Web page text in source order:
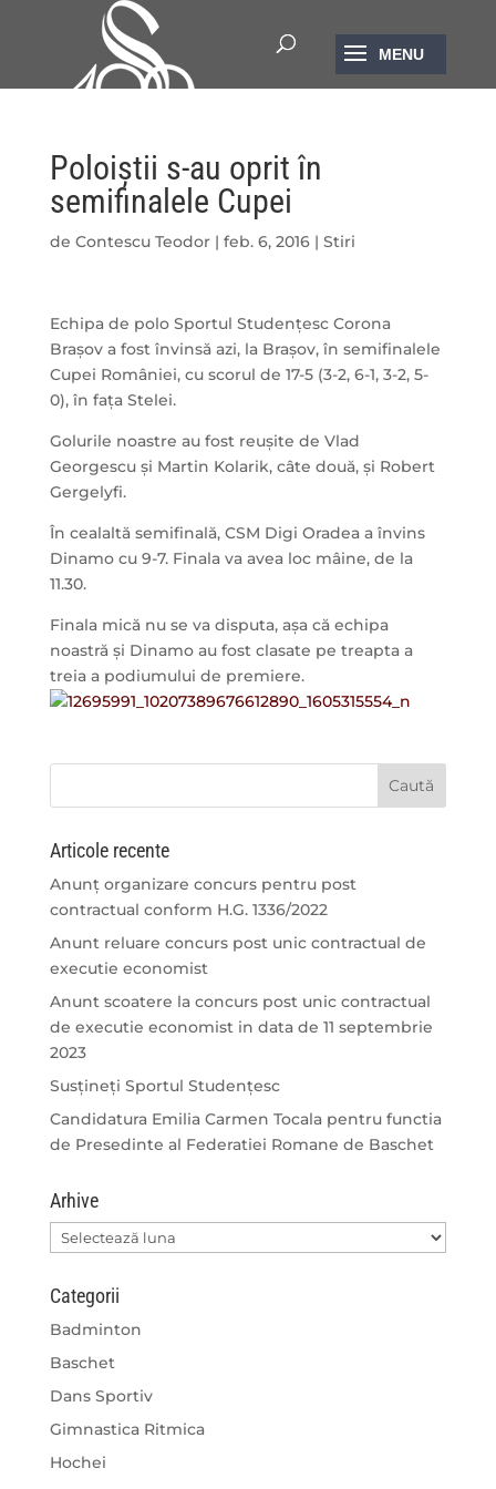
Poloiștii s-au oprit în
semifinalele Cupei
de Contescu Teodor| feb. 6, 2016| Stiri
Echipa de polo Sportul Studențesc Corona
Brașov a fost învinsă azi, la Brașov, în semifinalele
Cupei României, cu scorul de 17-5 (3-2, 6-1, 3-2, 5-
0), în fața Stelei.
Golurile noastre au fost reușite de Vlad
Georgescu și Martin Kolarik, câte două, și Robert
Gergelyfi.
În cealaltă semifinală, CSM Digi Oradea a învins
Dinamo cu 9-7. Finala va avea loc mâine, de la
11.30.
Finala mică nu se va disputa, așa că echipa
noastră și Dinamo au fost clasate pe treapta a
treia a podiumului de premiere.
Articole recente
Anunț organizare concurs pentru post
contractual conform H.G. 1336/2022
Anunt reluare concurs post unic contractual de
executie economist
Anunt scoatere la concurs post unic contractual
de executie economist in data de 11 septembrie
2023
Susțineți Sportul Studențesc
Candidatura Emilia Carmen Tocala pentru functia
de Presedinte al Federatiei Romane de Baschet
Arhive
Arhive
Categorii
Badminton
Baschet
Dans Sportiv
Gimnastica Ritmica
Hochei